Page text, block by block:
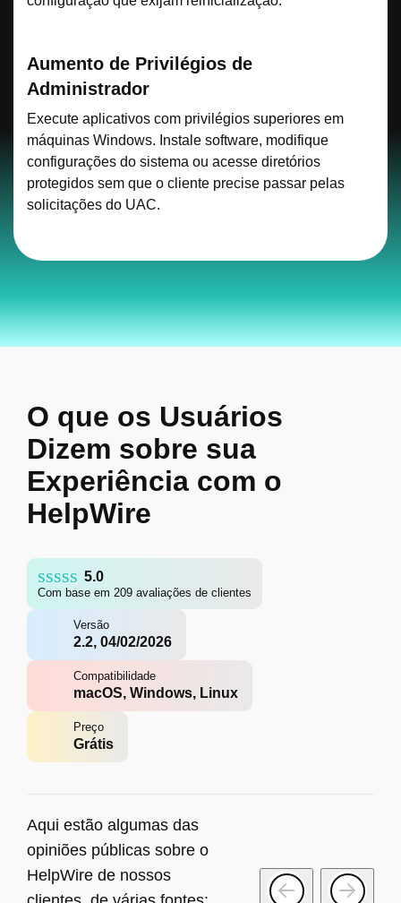
Aumento de Privilégios de
Administrador
Execute aplicativos com privilégios superiores em
máquinas Windows. Instale software, modifique
configurações do sistema ou acesse diretórios
protegidos sem que o cliente precise passar pelas
solicitações do UAC.
O que os Usuários
Dizem sobre sua
Experiência com o
HelpWire
5.0
Com base em 209 avaliações de clientes
Versão
2.2, 04/02/2026
Compatibilidade
macOS, Windows, Linux
Preço
Grátis
Aqui estão algumas das
opiniões públicas sobre o
HelpWire de nossos